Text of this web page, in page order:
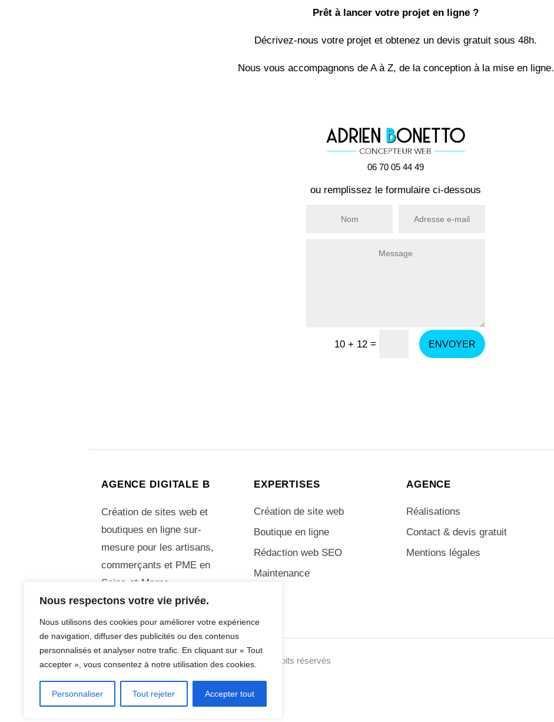
Nous respectons votre vie privée.
Nous utilisons des cookies pour améliorer votre expérience
de navigation, diffuser des publicités ou des contenus
personnalisés et analyser notre trafic. En cliquant sur « Tout
accepter », vous consentez à notre utilisation des cookies.
Personnaliser Tout rejeter Accepter tout
Prêt à lancer votre projet en ligne ?
Décrivez-nous votre projet et obtenez un devis gratuit sous 48h.
Nous vous accompagnons de A à Z, de la conception à la mise en ligne.
06 70 05 44 49
ou remplissez le formulaire ci-dessous
10 + 12 = ENVOYER
AGENCE DIGITALE B
Création de sites web et
boutiques en ligne sur-
mesure pour les artisans,
commerçants et PME en
Seine-et-Marne.
06 70 05 44 49
EXPERTISES
Création de site web
Boutique en ligne
Rédaction web SEO
Maintenance
AGENCE
Réalisations
Contact & devis gratuit
Mentions légales
© Adrien Bonetto – Agence Digitale B – Tous droits réservés